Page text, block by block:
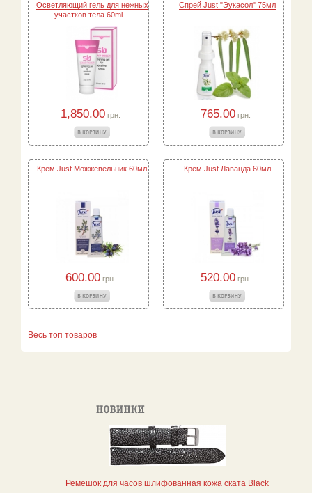
Осветляющий гель для нежных
участков тела 60ml
1,850.00грн.
Спрей Just "Эукасол" 75мл
765.00грн.
Крем Just Можжевельник 60мл
600.00грн.
Крем Just Лаванда 60мл
520.00грн.
Весь топ товаров
Ремешок для часов шлифованная кожа ската Black